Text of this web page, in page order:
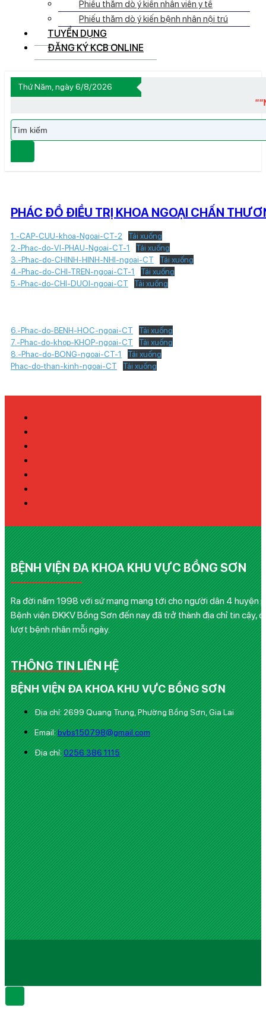
Phiếu thăm dò ý kiến nhân viên y tế
Phiếu thăm dò ý kiến bệnh nhân nội trú
TUYỂN DỤNG
ĐĂNG KÝ KCB ONLINE
Thứ Năm, ngày 6/8/2026
““NGÀY
Tìm
kiếm
PHÁC ĐỒ ĐIỀU TRỊ KHOA NGOẠI CHẤN
1.-CAP-CUU-khoa-Ngoai-CT-2
Tải xuống
2.-Phac-do-VI-PHAU-Ngoai-CT-1
Tải xuống
3.-Phac-do-CHINH-HINH-NHI-ngoai-CT
Tải xuống
4.-Phac-do-CHI-TREN-ngoai-CT-1
Tải xuống
5.-Phac-do-CHI-DUOI-ngoai-CT
Tải xuống
6.-Phac-do-BENH-HOC-ngoai-CT
Tải xuống
7.-Phac-do-khop-KHOP-ngoai-CT
Tải xuống
8.-Phac-do-BONG-ngoai-CT-1
Tải xuống
Phac-do-than-kinh-ngoai-CT
Tải xuống
BỆNH VIỆN ĐA KHOA KHU VỰC BỒNG SƠN
Ra đời năm 1998 với sứ mạng mang tới cho người dân 4 huyện
Bệnh viện ĐKKV Bồng Sơn đến nay đã trở thành địa chỉ tin cậy,
lượt bệnh nhân mỗi ngày.
THÔNG TIN LIÊN HỆ
BỆNH VIỆN ĐA KHOA KHU VỰC BỒNG SƠN
Địa chỉ: 2699 Quang Trung, Phường Bồng Sơn, Gia Lai
Email:bvbs150798@gmail.com
Địa chỉ:0256 386 1115